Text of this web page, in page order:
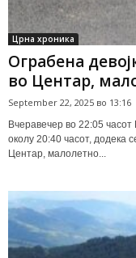
Црна хроника
Ограбена
во Центар,
September 22, 2025 во 13:16
Вчеравечер во 22:05 часот
околу 20:40 часот, додека
Центар, малолетно...